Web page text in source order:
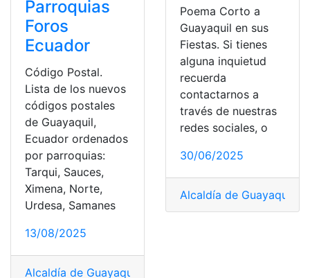
Parroquias
Foros
Ecuador
Código Postal.
Lista de los nuevos
códigos postales
de Guayaquil,
Ecuador ordenados
por parroquias:
Tarqui, Sauces,
Ximena, Norte,
Urdesa, Samanes
13/08/2025
Alcaldía de Guayaquil
Poema Corto a
Guayaquil en sus
Fiestas. Si tienes
alguna inquietud
recuerda
contactarnos a
través de nuestras
redes sociales, o
30/06/2025
Alcaldía de Guayaquil